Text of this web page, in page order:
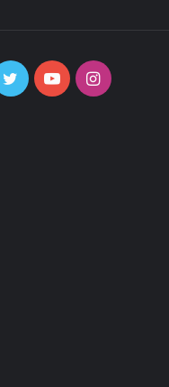
TwitterYouTubeInstagram